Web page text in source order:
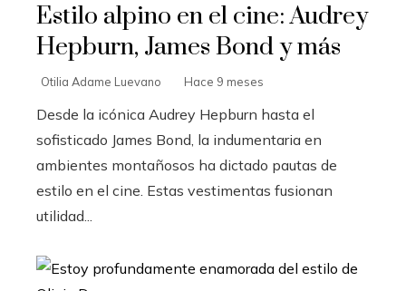
Estilo alpino en el cine: Audrey
Hepburn, James Bond y más
Otilia Adame Luevano Hace 9 meses
Desde la icónica Audrey Hepburn hasta el
sofisticado James Bond, la indumentaria en
ambientes montañosos ha dictado pautas de
estilo en el cine. Estas vestimentas fusionan
utilidad...